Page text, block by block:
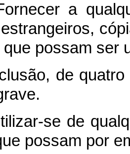
a
possam ser
de
se de
possam por